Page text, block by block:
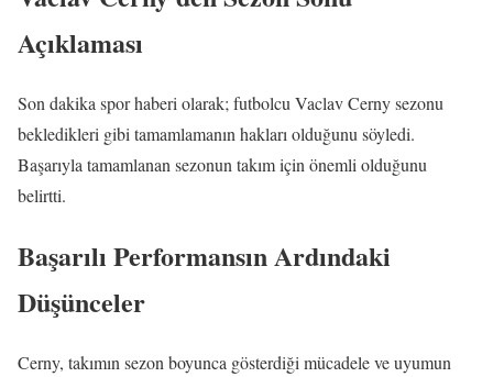
Açıklaması
Son dakika spor haberi olarak; futbolcu Vaclav Cerny sezonu
bekledikleri gibi tamamlamanın hakları olduğunu söyledi.
Başarıyla tamamlanan sezonun takım için önemli olduğunu
belirtti.
Başarılı Performansın Ardındaki
Düşünceler
Cerny, takımın sezon boyunca gösterdiği mücadele ve uyumun